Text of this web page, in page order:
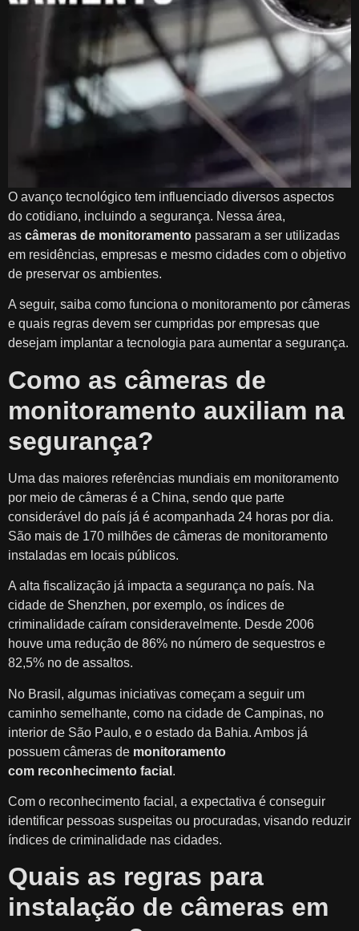
O avanço tecnológico tem influenciado diversos aspectos
do cotidiano, incluindo a segurança. Nessa área,
as câmeras de monitoramento passaram a ser utilizadas
em residências, empresas e mesmo cidades com o objetivo
de preservar os ambientes.
A seguir, saiba como funciona o monitoramento por câmeras
e quais regras devem ser cumpridas por empresas que
desejam implantar a tecnologia para aumentar a segurança.
Como as câmeras de
monitoramento auxiliam na
segurança?
Uma das maiores referências mundiais em monitoramento
por meio de câmeras é a China, sendo que parte
considerável do país já é acompanhada 24 horas por dia.
São mais de 170 milhões de câmeras de monitoramento
instaladas em locais públicos.
A alta fiscalização já impacta a segurança no país. Na
cidade de Shenzhen, por exemplo, os índices de
criminalidade caíram consideravelmente. Desde 2006
houve uma redução de 86% no número de sequestros e
82,5% no de assaltos.
No Brasil, algumas iniciativas começam a seguir um
caminho semelhante, como na cidade de Campinas, no
interior de São Paulo, e o estado da Bahia. Ambos já
possuem câmeras de monitoramento
com reconhecimento facial .
Com o reconhecimento facial, a expectativa é conseguir
identificar pessoas suspeitas ou procuradas, visando reduzir
índices de criminalidade nas cidades.
Quais as regras para
instalação de câmeras em